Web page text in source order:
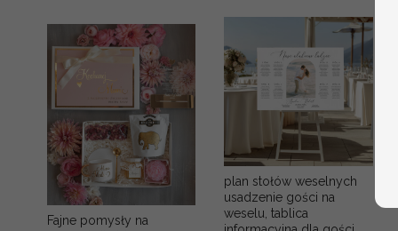
Fajne pomysły na
plan stołów weselnych
usadzenie gości na
weselu, tablica